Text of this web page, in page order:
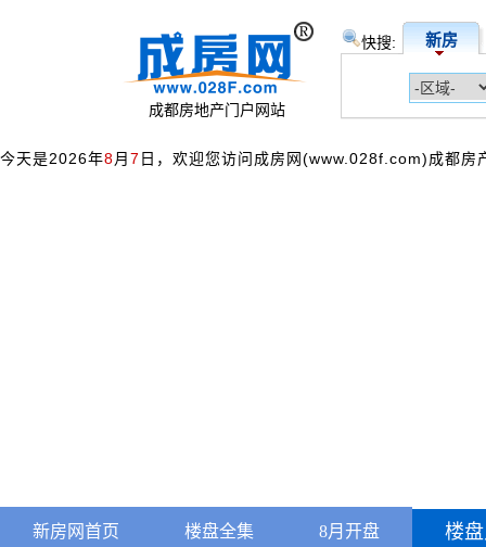
成都房地产门户网站
快搜: 新房
今天是2026年8月 7 日，欢迎您访问成房网(www.028f.com)成都房
新房网首页 楼盘全集 8月开盘 楼